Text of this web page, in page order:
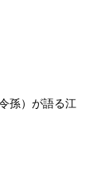
孫）が語る江